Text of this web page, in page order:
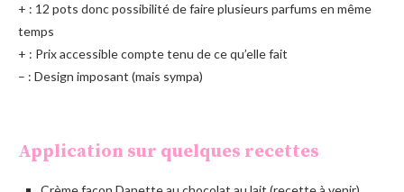
+ : 12 pots donc possibilité de faire plusieurs parfums en même
temps
+ : Prix accessible compte tenu de ce qu’elle fait
– : Design imposant (mais sympa)
Application sur quelques recettes